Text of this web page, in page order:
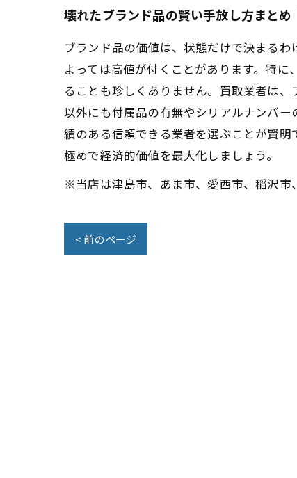
壊れたブランド品の賢い手放し方まと
ブランド品の価値は、状態だけで決まる
よっては高値が付くことがあります。特
ることも珍しくありません。買取業者は
以外にも付属品の有無やシリアルナンバ
績のある信頼できる業者を選ぶことが賢
極めで経済的価値を最大化しましょう。
※当店は津島市、あま市、愛西市、稲沢市
< 前のページ